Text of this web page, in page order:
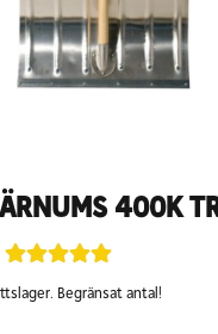
400K
Begränsat antal!